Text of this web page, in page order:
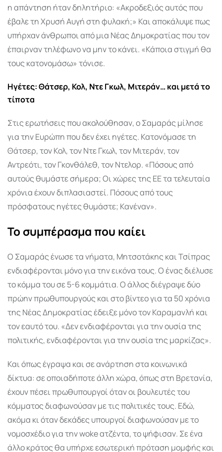
η απάντηση ήταν δηλητήριο: «Ακροδεξιός αυτός που
έβαλε τη Χρυσή Αυγή στη φυλακή;» Και αποκάλυψε πως
υπήρχαν άνθρωποι από μια Νέας Δημοκρατίας που τον
έπαιρναν τηλέφωνο να μην το κάνει. «Κάποια στιγμή θα
τους κατονομάσω» τόνισε.
Ηγέτες: Θάτσερ, Κολ, Ντε Γκωλ, Μιτεράν… και μετά το
τίποτα
Στις ερωτήσεις που ακολούθησαν, ο Σαμαράς μίλησε
για την Ευρώπη που δεν έχει ηγέτες. Κατονόμασε τη
Θάτσερ, τον Κολ, τον Ντε Γκωλ, τον Μιτεράν, τον
Αντρεότι, τον Γκονθάλεθ, τον Ντελορ. «Πόσους από
αυτούς θυμάστε σήμερα; Οι χώρες της ΕΕ τα τελευταία
χρόνια έχουν διπλασιαστεί. Πόσους από τους
πρόσφατους ηγέτες θυμάστε; Κανέναν».
Το συμπέρασμα που καίει
Ο Σαμαράς ένωσε τα νήματα, Μητσοτάκης και Τσίπρας
ενδιαφέρονται μόνο για την εικόνα τους. Ο ένας διέλυσε
το κόμμα του σε 5-6 κομμάτια. Ο άλλος διέγραψε δύο
πρώην πρωθυπουργούς και στο βίντεο για τα 50 χρόνια
της Νέας Δημοκρατίας έδειξε μόνο τον Καραμανλή και
τον εαυτό του. «Δεν ενδιαφέρονται για την ουσία της
πολιτικής, ενδιαφέρονται για την ουσία της μαρκίζας».
Και όπως έγραψα και σε ανάρτηση στα κοινωνικά
δίκτυα: σε οποιαδήποτε άλλη χώρα, όπως στη Βρετανία,
έχουν πέσει πρωθυπουργοί όταν οι βουλευτές του
κόμματος διαφωνούσαν με τις πολιτικές τους. Εδώ,
ακόμα κι όταν δεκάδες υπουργοί διαφωνούσαν με το
νομοσχέδιο για την woke ατζέντα, το ψήφισαν. Σε ένα
άλλο κράτος θα υπήρχε εσωτερική πρόταση μομφής και